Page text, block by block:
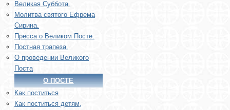
Великая Суббота.
Молитва святого Ефрема
Сирина.
Пресса о Великом Посте.
Постная трапеза.
О проведении Великого
Поста
О ПОСТЕ
Как поститься
Как поститься детям,